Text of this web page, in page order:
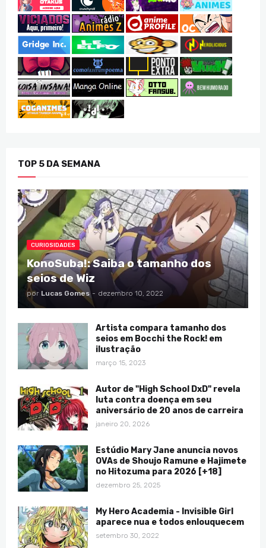
TOP 5 DA SEMANA
CURIOSIDADES
KonoSuba!: Saiba o tamanho dos
seios de Wiz
por Lucas Gomes - dezembro 10, 2022
Artista compara tamanho dos
seios em Bocchi the Rock! em
ilustração
março 15, 2023
Autor de "High School DxD" revela
luta contra doença em seu
aniversário de 20 anos de carreira
janeiro 20, 2026
Estúdio Mary Jane anuncia novos
OVAs de Shoujo Ramune e Hajimete
no Hitozuma para 2026 [+18]
dezembro 25, 2025
My Hero Academia - Invisible Girl
aparece nua e todos enlouquecem
setembro 30, 2022